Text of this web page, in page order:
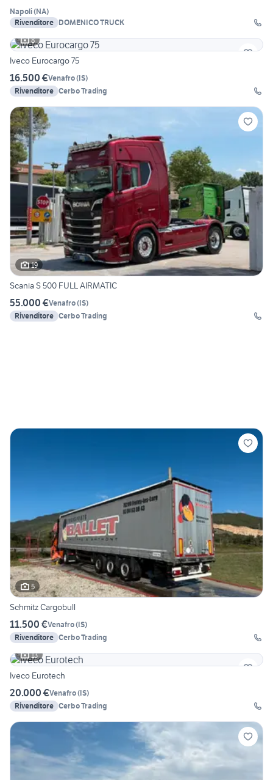
Napoli(NA)
Rivenditore DOMENICO TRUCK
8
Iveco Eurocargo 75
16.500 €Venafro(IS)
Rivenditore Cerbo Trading
19
Scania S 500 FULL AIRMATIC
55.000 €Venafro(IS)
Rivenditore Cerbo Trading
5
Schmitz Cargobull
11.500 €Venafro(IS)
Rivenditore Cerbo Trading
13
Iveco Eurotech
20.000 €Venafro(IS)
Rivenditore Cerbo Trading